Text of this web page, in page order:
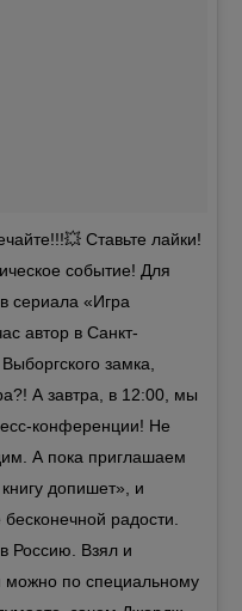
Ставьте лайки!
событие! Для
сериала «Игра
автор в Санкт-
замка,
А завтра, в 12:00, мы
конференции! Не
А пока приглашаем
допишет», и
радости.
Россию. Взял и
можно по специальному